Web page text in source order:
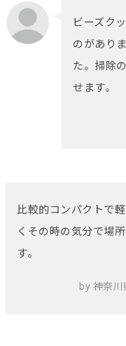
ビーズク
のがあり
た。掃除
せます。
比較的コンパクトで
くその時の気分で場
す。
by 神奈川